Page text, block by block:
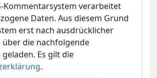
Kommentarsystem verarbeitet
Daten. Aus diesem Grund
erst nach ausdrücklicher
über die nachfolgende
Es gilt die
.